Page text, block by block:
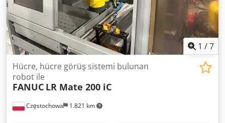
1 /7
Częstochowa 1.821 km
Hücre, hücre görüş sistemi bulunan
robot ile
FANUC LR Mate 200 iC